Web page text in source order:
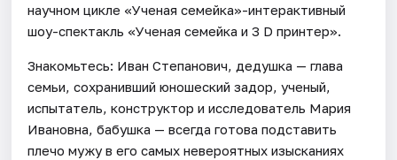
научном цикле «Ученая семейка»-интерактивный
шоу-спектакль «Ученая семейка и 3 D принтер».
Знакомьтесь: Иван Степанович, дедушка — глава
семьи, сохранивший юношеский задор, ученый,
испытатель, конструктор и исследователь Мария
Ивановна, бабушка — всегда готова подставить
плечо мужу в его самых невероятных изысканиях